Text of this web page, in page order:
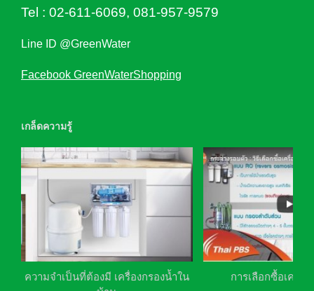
Tel : 02-611-6069, 081-957-9579
Line ID @GreenWater
Facebook GreenWaterShopping
เกล็ดความรู้
ความจำเป็นที่ต้องมี เครื่องกรองน้ำใน
การเลือกซื้อเครื่อ